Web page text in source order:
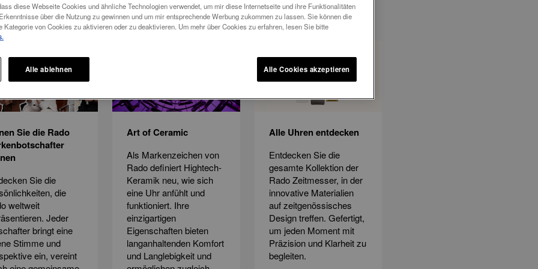
Sie die Rado
Sie die
die
weltweit
Jeder
bringt eine
Stimme und
ein, vereint
Art of Ceramic
Als Markenzeichen von
Rado definiert Hightech-
Keramik neu, wie sich
eine Uhr anfühlt und
funktioniert. Ihre
einzigartigen
Eigenschaften bieten
langanhaltenden Komfort
und Langlebigkeit und
Alle Uhren entdecken
Entdecken Sie die
gesamte Kollektion der
Rado Zeitmesser, in der
innovative Materialien
auf zeitgenössisches
Design treffen. Gefertigt,
um jeden Moment mit
Präzision und Klarheit zu
begleiten.
diese Webseite Cookies und ähnliche Technologien verwendet, um mir diese Internetseite und ihre Funktionalitäten
über die Nutzung zu gewinnen und um mir entsprechende Werbung zukommen zu lassen. Sie können die
Kategorie von Cookies zu aktivieren oder zu deaktivieren. Um mehr über Cookies zu erfahren, lesen Sie bitte
Alle ablehnen Alle Cookies akzeptieren